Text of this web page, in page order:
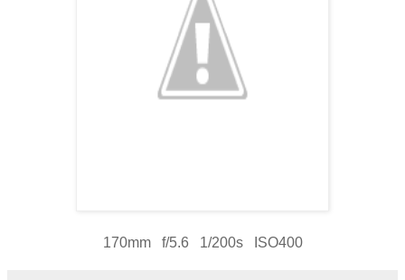
170mm f/5.6 1/200s ISO400